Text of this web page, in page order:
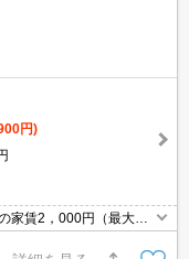
円)
家賃2，000円（最大24